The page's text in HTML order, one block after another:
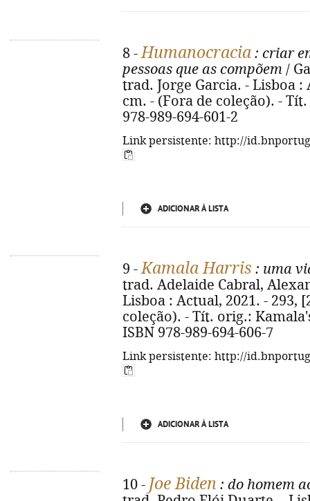
8 -Humanocracia : criar
pessoas que as compõem /
trad. Jorge Garcia. - Lisboa :
cm. - (Fora de coleção). -
978-989-694-601-2
Link persistente: http://
ADICIONAR À LISTA
9 -Kamala Harris : uma
trad. Adelaide Cabral,
Lisboa : Actual, 2021. - 293,
coleção). - Tít. orig.:
ISBN 978-989-694-606-7
Link persistente: http://
ADICIONAR À LISTA
10 - Joe Biden : do homem